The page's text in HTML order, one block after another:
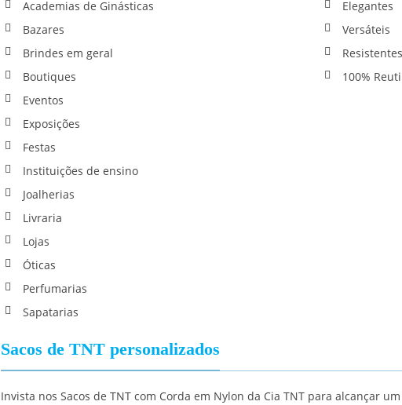
Academias de Ginásticas
Bazares
Brindes em geral
Boutiques
Eventos
Exposições
Festas
Instituições de ensino
Joalherias
Livraria
Lojas
Óticas
Perfumarias
Sapatarias
Elegantes
Versáteis
Resistentes
100%
Sacos de TNT personalizados
Invista nos Sacos de TNT com Corda em Nylon da Cia TNT para alcançar